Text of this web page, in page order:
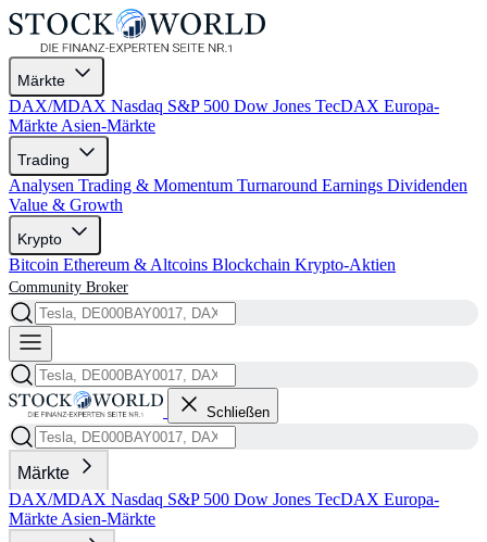
Märkte
DAX/MDAX Nasdaq S&P 500 Dow Jones TecDAX Europa-
Märkte Asien-Märkte
Trading
Analysen Trading & Momentum Turnaround Earnings Dividenden
Value & Growth
Krypto
Bitcoin Ethereum & Altcoins Blockchain Krypto-Aktien
Community Broker
Schließen
Märkte
DAX/MDAX Nasdaq S&P 500 Dow Jones TecDAX Europa-
Märkte Asien-Märkte